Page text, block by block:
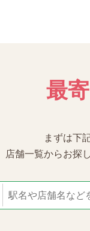
最
まずは下
店舗一覧からお探